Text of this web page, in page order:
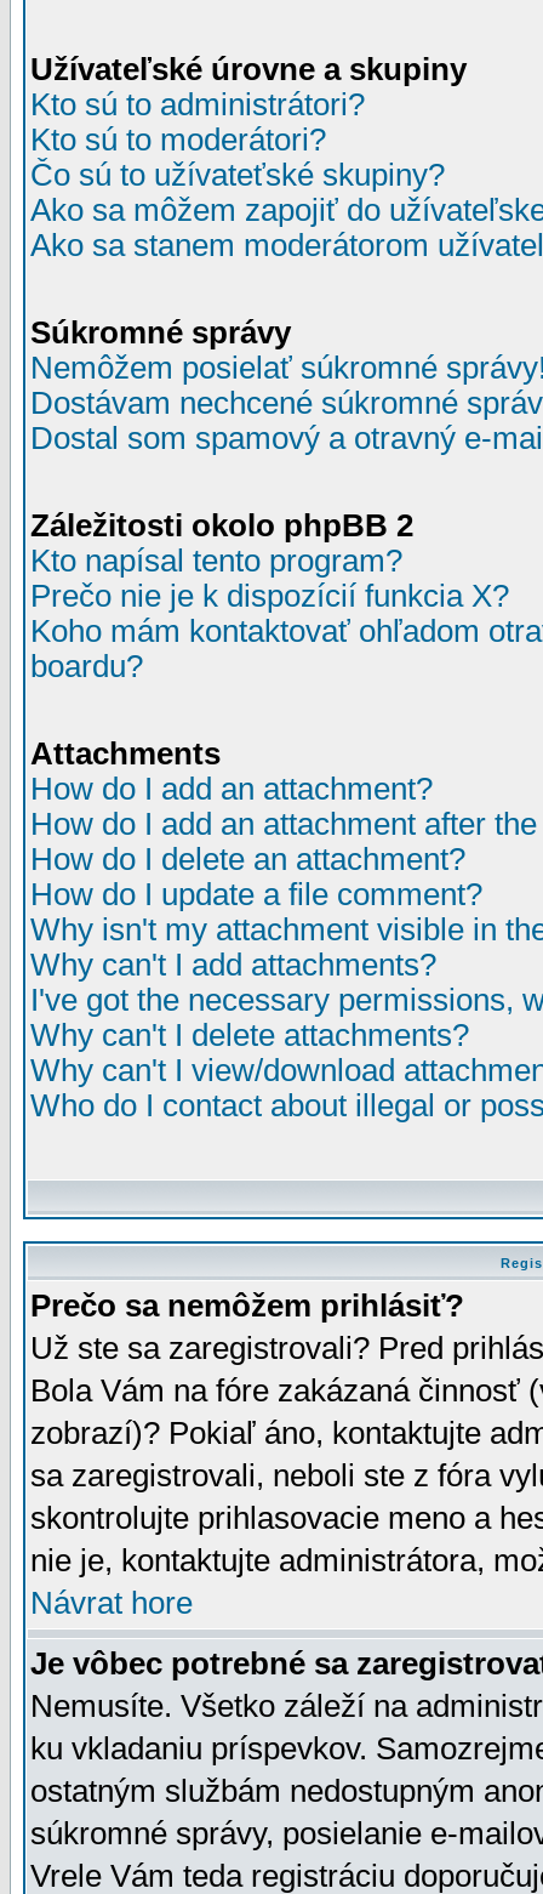
Užívateľské úrovne a skupiny
Kto sú to administrátori?
Kto sú to moderátori?
Čo sú to užívateťské skupiny?
Ako sa môžem zapojiť do
Ako sa stanem moderátorom
Súkromné správy
Nemôžem posielať súkromné
Dostávam nechcené súkromné
Dostal som spamový a otravný e-
Záležitosti okolo phpBB 2
Kto napísal tento program?
Prečo nie je k dispozícií funkcia X?
Koho mám kontaktovať ohľadom
boardu?
Attachments
How do I add an attachment?
How do I add an attachment after
How do I delete an attachment?
How do I update a file comment?
Why isn't my attachment visible in
Why can't I add attachments?
I've got the necessary permissions,
Why can't I delete attachments?
Why can't I view/download
Who do I contact about illegal or
Prečo sa nemôžem prihlásiť?
Už ste sa zaregistrovali? Pred
Bola Vám na fóre zakázaná činnosť
zobrazí)? Pokiaľ áno, kontaktujte
sa zaregistrovali, neboli ste z fóra
skontrolujte prihlasovacie meno a
nie je, kontaktujte administrátora,
Návrat hore
Je vôbec potrebné sa
Nemusíte. Všetko záleží na
ku vkladaniu príspevkov.
ostatným službám nedostupným
súkromné správy, posielanie e-
Vrele Vám teda registráciu